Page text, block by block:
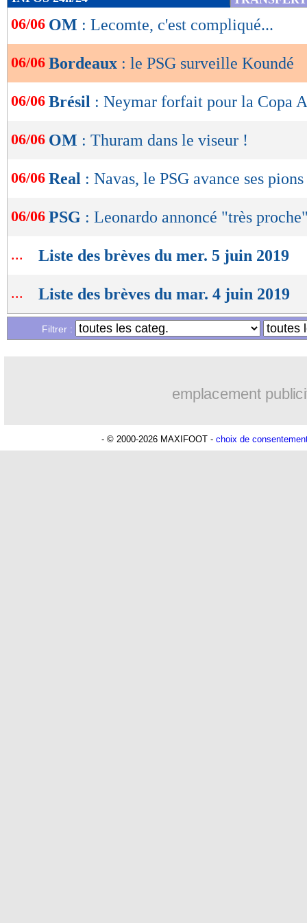
de
lecture
OK
06/06 OM : Lecomte, c'est compliqué...
06/06 Bordeaux : le PSG surveille Koundé
06/06 Brésil : Neymar forfait pour la Copa
06/06 OM : Thuram dans le viseur !
06/06 Real : Navas, le PSG avance ses pions
06/06 PSG : Leonardo annoncé "très
... Liste des brèves du mer. 5 juin 2019
... Liste des brèves du mar. 4 juin 2019
Filtrer :
emplacement
- © 2000-2026 MAXIFOOT - choix de